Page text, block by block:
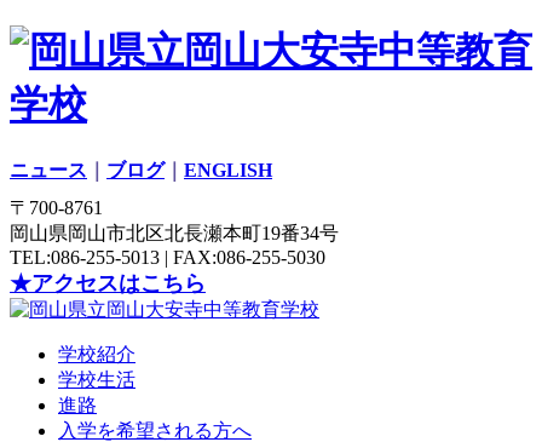
ニュース ブログ｜ ENGLISH
〒700-8761
岡山県岡山市北区北長瀬本町19番34号
TEL:086-255-5013 | FAX:086-255-5030
★アクセスはこちら
学校紹介
学校生活
進路
入学を希望される方へ